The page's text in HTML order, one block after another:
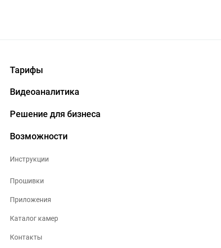
Тарифы
Видеоаналитика
Решение для бизнеса
Возможности
Инструкции
Прошивки
Приложения
Каталог камер
Контакты